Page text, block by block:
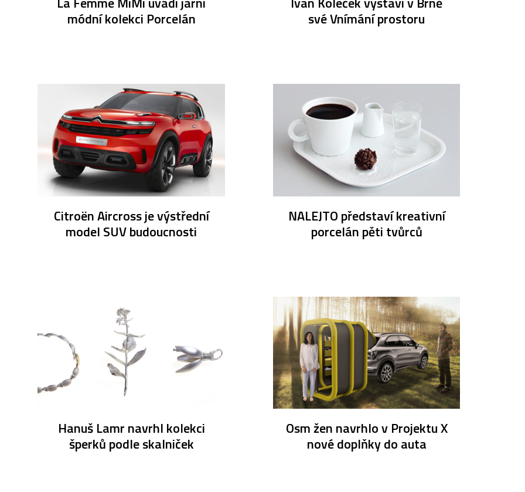
módní kolekci Porcelán své Vnímání prostoru
Citroën Aircross je výstřední
model SUV budoucnosti
NALEJTO představí kreativní
porcelán pěti tvůrců
Hanuš Lamr navrhl kolekci
šperků podle skalniček
Osm žen navrhlo v Projektu X
nové doplňky do auta